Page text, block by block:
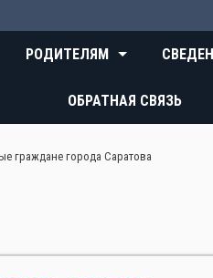
РОДИТЕЛЯМ
ОБРАТНАЯ СВЯЗЬ
граждане города Саратова